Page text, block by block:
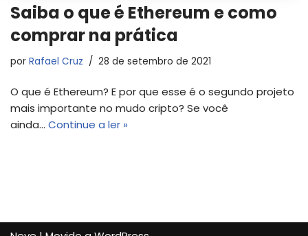
Saiba o que é Ethereum e como
comprar na prática
por Rafael Cruz 28 de setembro de 2021
O que é Ethereum? E por que esse é o segundo projeto
mais importante no mudo cripto? Se você
ainda… Continue a ler »